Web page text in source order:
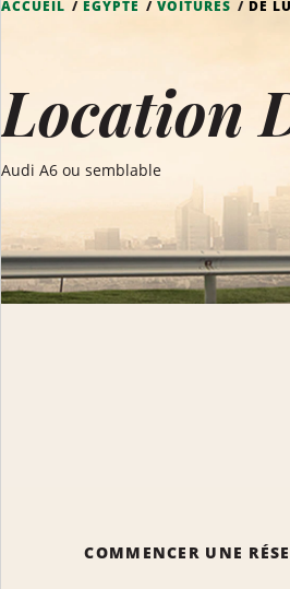
ACCUEIL ÉGYPTE VOITURES DE
Location
Audi A6 ou semblable
COMMENCER UNE